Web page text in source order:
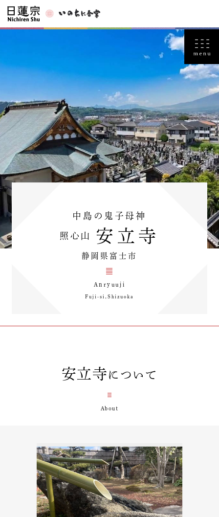
中島の鬼子母神
照心山 安立寺
静岡県富士市
Anryuuji
Fuji-si,Shizuoka
安立寺 について